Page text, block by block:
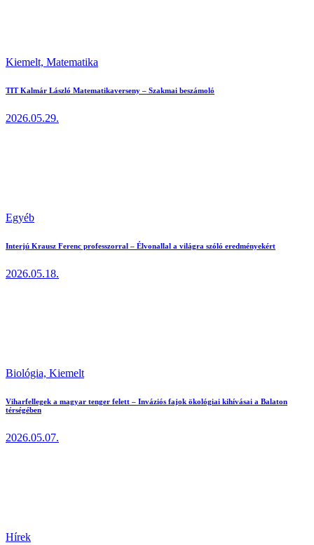
Kiemelt, Matematika
TIT Kalmár László Matematikaverseny – Szakmai beszámoló
2026.05.29.
Egyéb
Interjú Krausz Ferenc professzorral – Élvonallal a világra szóló eredményekért
2026.05.18.
Biológia, Kiemelt
Viharfellegek a magyar tenger felett – Inváziós fajok ökológiai kihívásai a Balaton
térségében
2026.05.07.
Hírek